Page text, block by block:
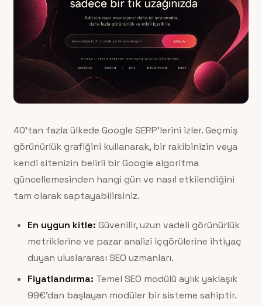
40’tan fazla ülkede Google SERP’lerini izler. Geçmiş
görünürlük grafiğini kullanarak, bir rakibinizin veya
kendi sitenizin belirli bir Google algoritma
güncellemesinden hangi gün ve nasıl etkilendiğini
tam olarak saptayabilirsiniz.
En uygun kitle: Güvenilir, uzun vadeli görünürlük
metriklerine ve pazar analizi içgörülerine ihtiyaç
duyan uluslararası SEO uzmanları.
Fiyatlandırma: Temel SEO modülü aylık yaklaşık
99€’dan başlayan modüler bir sisteme sahiptir.